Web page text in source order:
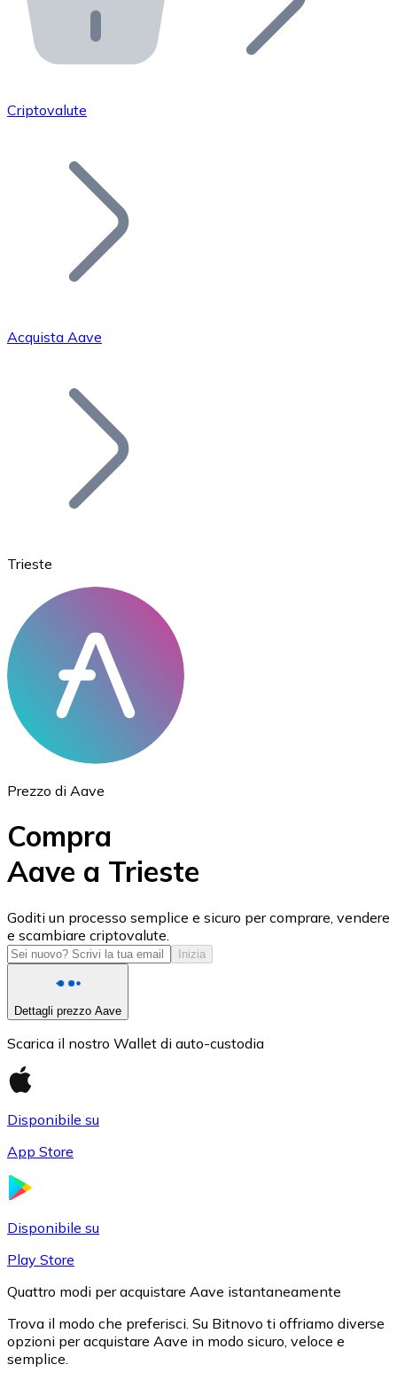
API Bitnovo
Integra la nostra API nel tuo ecosistema.
Unisciti alla nostra rete di rivenditori e
Aggiungi il token del tuo progetto al nostro servizio di
Bitcoin
Ethereum
ETH
USD Coin
USDC
Criptovalute
Acquista Aave
Trieste
Prezzo di Aave
Compra
Aave a Trieste
Goditi un processo semplice e sicuro per comprare, vendere
e scambiare criptovalute.
Inizia
Dettagli prezzo Aave
Scarica il nostro Wallet di auto-custodia
Disponibile su
App Store
Disponibile su
Play Store
Quattro modi per acquistare Aave istantaneamente
Trova il modo che preferisci. Su Bitnovo ti offriamo diverse
opzioni per acquistare Aave in modo sicuro, veloce e
semplice.